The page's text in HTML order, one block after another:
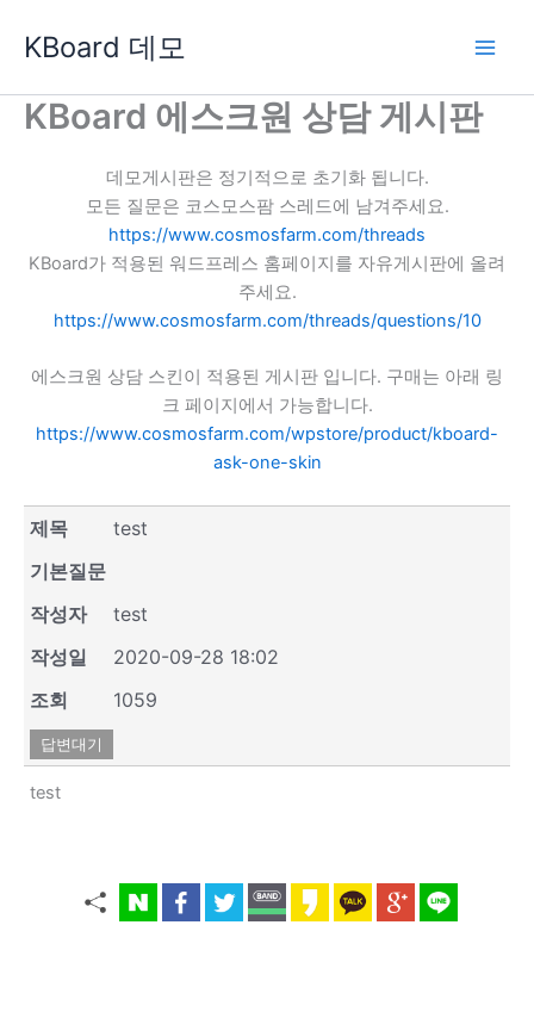
로
KBoard 데모
KBoard 에스크원 상담 게시판
데모게시판은 정기적으로 초기화 됩니다.
모든 질문은 코스모스팜 스레드에 남겨주세요.
https://www.cosmosfarm.com/threads
KBoard가 적용된 워드프레스 홈페이지를 자유게시판에 올려
주세요.
https://www.cosmosfarm.com/threads/questions/10
에스크원 상담 스킨이 적용된 게시판 입니다. 구매는 아래 링
크 페이지에서 가능합니다.
https://www.cosmosfarm.com/wpstore/product/kboard-
ask-one-skin
제목
test
기본질문
작성자
test
작성일
2020-09-28 18:02
조회
1059
답변대기
test